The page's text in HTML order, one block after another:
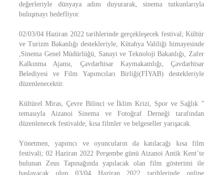
değerleriyle dünyaya adını duyurarak, sinema tutkunlarıyla
buluşmayı hedefliyor.
02/03/04 Haziran 2022 tarihlerinde gerçekleşecek festival; Kültür
ve Turizm Bakanlığı destekleriyle, Kütahya Valiliği himayesinde
,Sinema Genel Müdürlüğü, Sanayi ve Teknoloji Bakanlığı, Zafer
Kalkınma Ajansı, Çavdarhisar Kaymakamlığı, Çavdarhisar
Belediyesi ve Film Yapımcıları Birliği(FİYAB) destekleriyle
düzenlenecektir.
Kültürel Miras, Çevre Bilinci ve İklim Krizi, Spor ve Sağlık ”
temasıyla Aizanoi Sinema ve Fotoğraf Derneği tarafından
düzenlenecek festivalde, kısa filmler ve belgeseller yarışacak.
Yönetmen, yapımcı ve oyuncuların da katılacağı kısa film
festivali; 02 Haziran 2022 Perşembe günü Aizanoi Antik Kent’te
bulunan Zeus Tapınağında yapılacak olan film gösterimi ile
başlayacak olup 03/04 Haziran 2022 tarihlerinde online